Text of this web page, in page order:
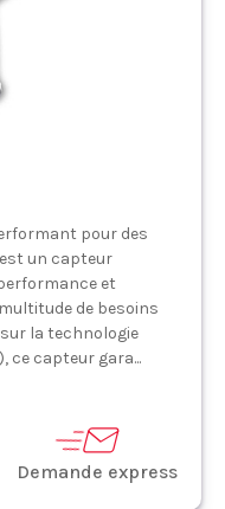
pour des
un capteur
et
de besoins
la technologie
ce capteur gara...
Demande express